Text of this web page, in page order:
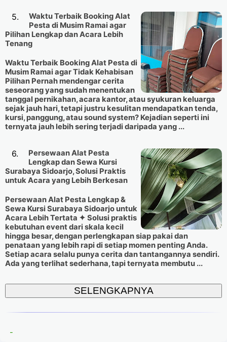
Waktu Terbaik Booking Alat
Pesta di Musim Ramai agar
Pilihan Lengkap dan Acara Lebih
Tenang
Waktu Terbaik Booking Alat Pesta di
Musim Ramai agar Tidak Kehabisan
Pilihan Pernah mendengar cerita
seseorang yang sudah menentukan
tanggal pernikahan, acara kantor, atau syukuran keluarga
sejak jauh hari, tetapi justru kesulitan mendapatkan tenda,
kursi, panggung, atau sound system? Kejadian seperti ini
ternyata jauh lebih sering terjadi daripada yang ...
Persewaan Alat Pesta
Lengkap dan Sewa Kursi
Surabaya Sidoarjo, Solusi Praktis
untuk Acara yang Lebih Berkesan
Persewaan Alat Pesta Lengkap &
Sewa Kursi Surabaya Sidoarjo untuk
Acara Lebih Tertata ✦ Solusi praktis
kebutuhan event dari skala kecil
hingga besar, dengan perlengkapan siap pakai dan
penataan yang lebih rapi di setiap momen penting Anda.
Setiap acara selalu punya cerita dan tantangannya sendiri.
Ada yang terlihat sederhana, tapi ternyata membutu ...
SELENGKAPNYA
-